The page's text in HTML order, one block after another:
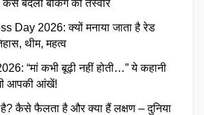
कैसे बदली बैंकिंग की तस्वीर
Day 2026: क्यों मनाया जाता है रेड
थीम, महत्व
“मां कभी बूढ़ी नहीं होती…” ये कहानी
आपकी आंखें!
कैसे फैलता है और क्या हैं लक्षण – दुनिया